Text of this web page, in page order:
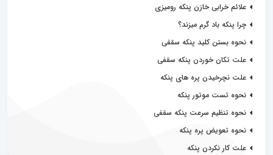
علائم خرابی خازن پنکه رومیزی
چرا پنکه باد گرم میزند؟
نحوه بستن کلید پنکه سقفی
علت تکان خوردن پنکه سقفی
علت نچرخیدن پره های پنکه
نحوه تست موتور پنکه
نحوه تنظیم سرعت پنکه سقفی
نحوه تعویض پره پنکه
علت کار نکردن پنکه